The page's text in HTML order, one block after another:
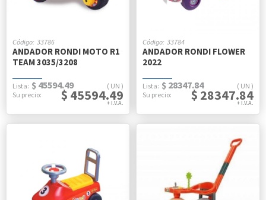
33786
ANDADOR RONDI MOTO R1
TEAM 3035/3208
UN
$ 45594.49
$ 45594.49
33784
ANDADOR RONDI FLOWER
2022
UN
$ 28347.84
$ 28347.84